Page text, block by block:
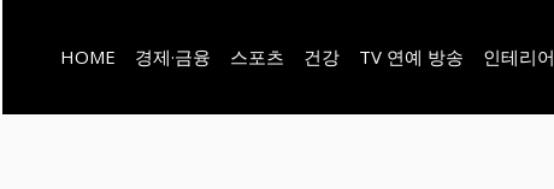
츠
HOME 경제·금융 스포츠 건강 TV 연예 방송 인테리어